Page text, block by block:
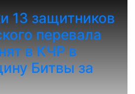
13 защитников
перевала
в КЧР в
Битвы за